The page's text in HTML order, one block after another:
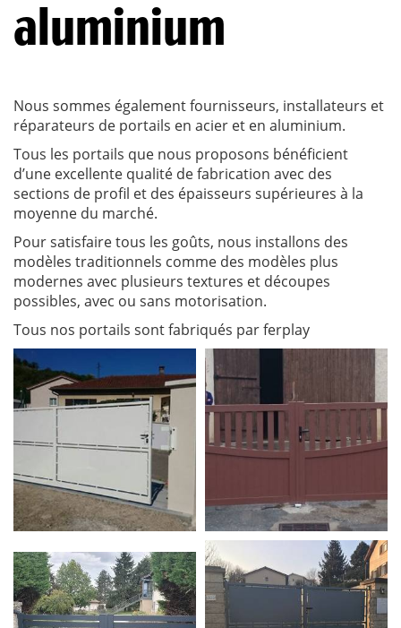
aluminium
Nous sommes également fournisseurs, installateurs et
réparateurs de portails en acier et en aluminium.
Tous les portails que nous proposons bénéficient
d’une excellente qualité de fabrication avec des
sections de profil et des épaisseurs supérieures à la
moyenne du marché.
Pour satisfaire tous les goûts, nous installons des
modèles traditionnels comme des modèles plus
modernes avec plusieurs textures et découpes
possibles, avec ou sans motorisation.
Tous nos portails sont fabriqués par ferplay